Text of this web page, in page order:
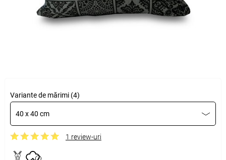
Variante de mărimi (4)
40 x 40 cm
1 review-uri